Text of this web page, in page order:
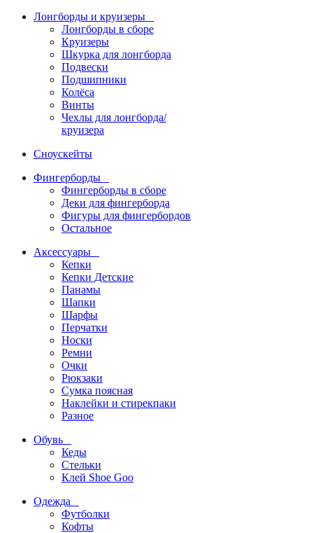
Лонгборды и круизеры
Лонгборды в сборе
Круизеры
Шкурка для лонгборда
Подвески
Подшипники
Колёса
Винты
Чехлы для лонгборда/
круизера
Сноускейты
Фингерборды
Фингерборды в сборе
Деки для фингерборда
Фигуры для фингербордов
Остальное
Аксессуары
Кепки
Кепки Детские
Панамы
Шапки
Шарфы
Перчатки
Носки
Ремни
Очки
Рюкзаки
Сумка поясная
Наклейки и стирекпаки
Разное
Обувь
Кеды
Стельки
Клей Shoe Goo
Одежда
Футболки
Кофты